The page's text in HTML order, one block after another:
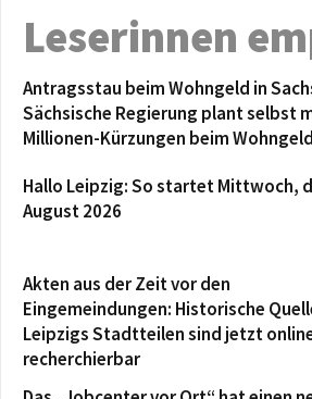
Leserinnen
Antragsstau beim Wohngeld in
Sächsische Regierung plant selbst
Millionen-Kürzungen beim Wohngeld
Hallo Leipzig: So startet Mittwoch,
August 2026
Akten aus der Zeit vor den
Eingemeindungen: Historische
Leipzigs Stadtteilen sind jetzt
recherchierbar